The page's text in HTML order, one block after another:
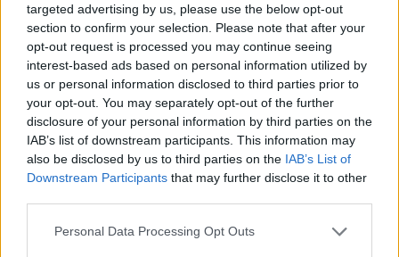
targeted advertising by us, please use the below opt-out
section to confirm your selection. Please note that after your
opt-out request is processed you may continue seeing
interest-based ads based on personal information utilized by
us or personal information disclosed to third parties prior to
your opt-out. You may separately opt-out of the further
disclosure of your personal information by third parties on the
IAB’s list of downstream participants. This information may
also be disclosed by us to third parties on the IAB’s List of
Downstream Participants that may further disclose it to other
Personal Data Processing Opt Outs
la importancia del subconsciente. Pizarnik, en vez
de intentar mejorar su autoestima, en lugar de
poner luz, entró más en la oscuridad. Literatura y
psicoanálisis eran para ella el equilibrio perfecto.
Empezó a conocer a los que se
Rosa Chacel, Octavio Paz o